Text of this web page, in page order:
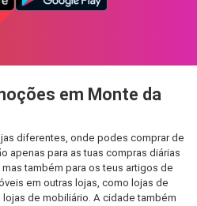
em Monte da
diferentes, onde podes comprar de
apenas para as tuas compras diárias
também para os teus artigos de
em outras lojas, como lojas de
de mobiliário. A cidade também